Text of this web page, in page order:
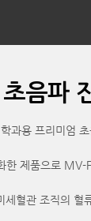
음파
과용 프리미엄
한 제품으로
혈관 조직의 혈